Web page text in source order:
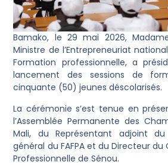
Bamako, le 29 mai 2026,
Ministre de l’Entrepreneuriat
Formation professionnelle, a
lancement des sessions de
cinquante (50) jeunes déscolarisés.
La cérémonie s’est tenue en
l’Assemblée Permanente des
Mali, du Représentant adjoint
général du FAFPA et du Directeur
Professionnelle de Sénou.